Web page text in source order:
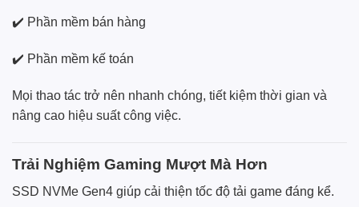
✔️ Phần mềm bán hàng
✔️ Phần mềm kế toán
Mọi thao tác trở nên nhanh chóng, tiết kiệm thời gian và
nâng cao hiệu suất công việc.
Trải Nghiệm Gaming Mượt Mà Hơn
SSD NVMe Gen4 giúp cải thiện tốc độ tải game đáng kể.